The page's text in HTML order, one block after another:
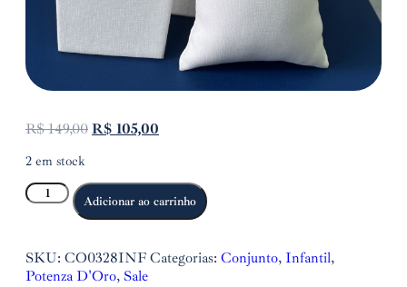
R$149,00 R$ 105,00
2 em stock
Adicionar ao carrinho
SKU: CO0328INF Categorias: Conjunto, Infantil,
Potenza D'Oro, Sale